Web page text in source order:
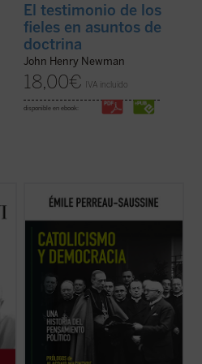
El testimonio de los
fieles en asuntos de
doctrina
John Henry Newman
18,00€ IVA incluido
disponible en ebook:
Catolicismo y democracia
evolución del pensamiento político católico
Iglesia respondió a la democracia liberal,
un sistema para el que no ... (ver ficha)